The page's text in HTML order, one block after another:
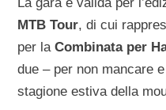
MTB Tour, di cui
per laCombinata per
due – per non mancare
stagione estiva della